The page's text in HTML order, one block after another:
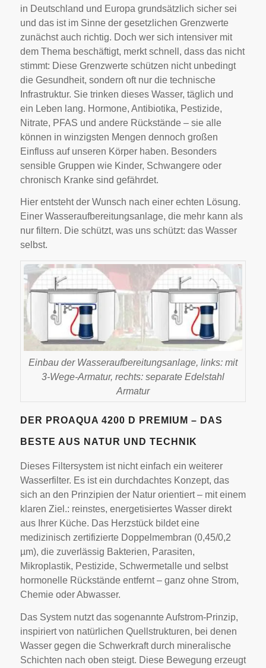
in Deutschland und Europa grundsätzlich sicher sei
und das ist im Sinne der gesetzlichen Grenzwerte
zunächst auch richtig. Doch wer sich intensiver mit
dem Thema beschäftigt, merkt schnell, dass das nicht
stimmt: Diese Grenzwerte schützen nicht unbedingt
die Gesundheit, sondern oft nur die technische
Infrastruktur. Sie trinken dieses Wasser, täglich und
ein Leben lang. Hormone, Antibiotika, Pestizide,
Nitrate, PFAS und andere Rückstände – sie alle
können in winzigsten Mengen dennoch großen
Einfluss auf unseren Körper haben. Besonders
sensible Gruppen wie Kinder, Schwangere oder
chronisch Kranke sind gefährdet.
Hier entsteht der Wunsch nach einer echten Lösung.
Einer Wasseraufbereitungsanlage, die mehr kann als
nur filtern. Die schützt, was uns schützt: das Wasser
selbst.
Einbau der Wasseraufbereitungsanlage, links: mit
3-Wege-Armatur, rechts: separate Edelstahl
Armatur
DER PROAQUA 4200 D PREMIUM – DAS
BESTE AUS NATUR UND TECHNIK
Dieses Filtersystem ist nicht einfach ein weiterer
Wasserfilter. Es ist ein durchdachtes Konzept, das
sich an den Prinzipien der Natur orientiert – mit einem
klaren Ziel.: reinstes, energetisiertes Wasser direkt
aus Ihrer Küche. Das Herzstück bildet eine
medizinisch zertifizierte Doppelmembran (0,45/0,2
µm), die zuverlässig Bakterien, Parasiten,
Mikroplastik, Pestizide, Schwermetalle und selbst
hormonelle Rückstände entfernt – ganz ohne Strom,
Chemie oder Abwasser.
Das System nutzt das sogenannte Aufstrom-Prinzip,
inspiriert von natürlichen Quellstrukturen, bei denen
Wasser gegen die Schwerkraft durch mineralische
Schichten nach oben steigt. Diese Bewegung erzeugt